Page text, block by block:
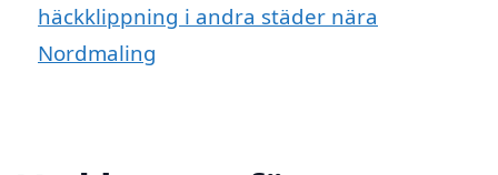
häckklippning i andra städer nära
Nordmaling